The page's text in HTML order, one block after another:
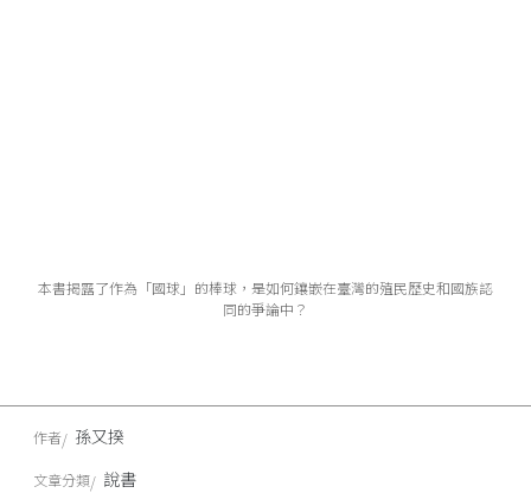
本書揭露了作為「國球」的棒球，是如何鑲嵌在臺灣的殖民歷史和國族認
同的爭論中？
作者 孫又揆
文章分類 說書